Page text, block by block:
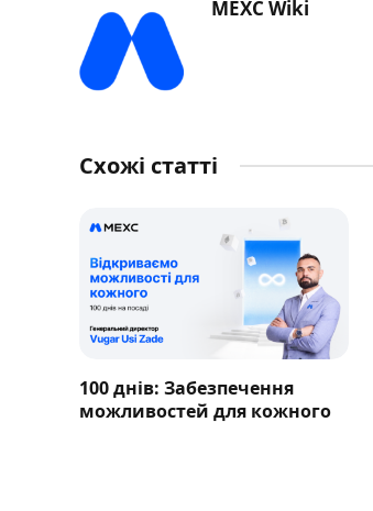
MEXC Wiki
Схожі статті
100 днів: Забезпечення
можливостей для кожного